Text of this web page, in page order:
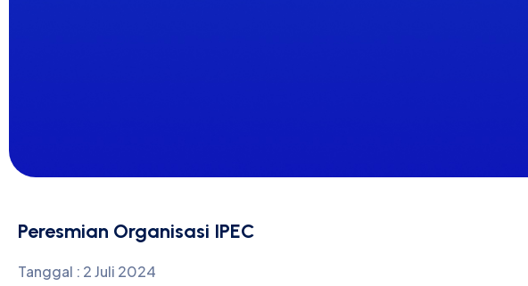
Peresmian Organisasi IPEC
Tanggal : 2 Juli 2024